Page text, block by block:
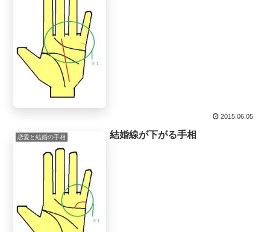
2015.06.05
恋愛と結婚の手相 結婚線が下がる手相